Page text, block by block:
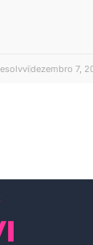
dezembro 7,